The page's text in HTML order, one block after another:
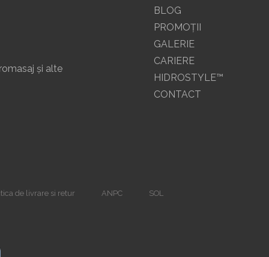
și alte
BLOG
PROMOŢII
GALERIE
CARIERE
HIDROSTYLE™
CONTACT
de livrare si retur ANPC SOL